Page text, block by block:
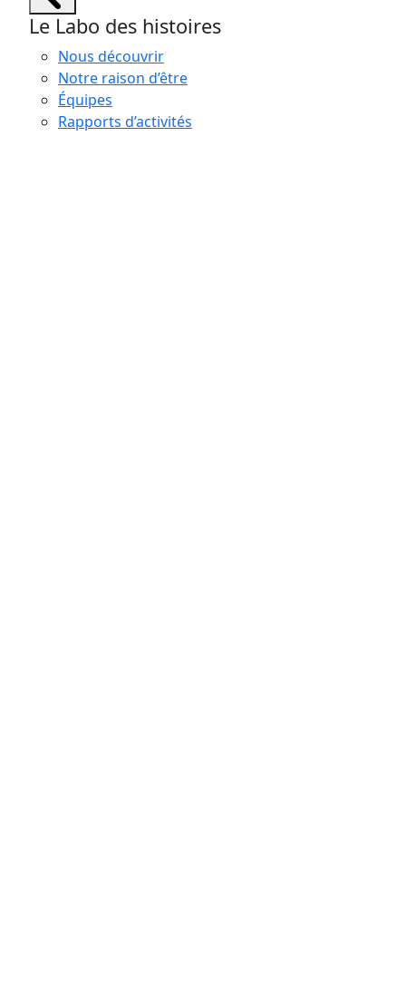
Le Labo des histoires
Nous découvrir
Notre raison d’être
Équipes
Rapports d’activités